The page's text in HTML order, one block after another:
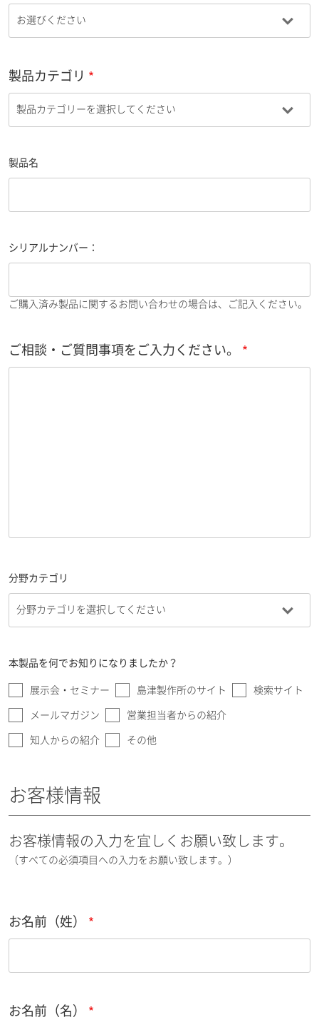
製品カテゴリ
製品名
シリアルナンバー：
ご購入済み製品に関するお問い合わせの場合は、ご記入ください。
ご相談・ご質問事項をご入力ください。
分野カテゴリ
本製品を何でお知りになりましたか？
展示会・セミナー 島津製作所のサイト 検索サイト
メールマガジン 営業担当者からの紹介
知人からの紹介 その他
お客様情報
お客様情報の入力を宜しくお願い致します。
（すべての必須項目への入力をお願い致します。）
お名前（姓）
お名前（名）